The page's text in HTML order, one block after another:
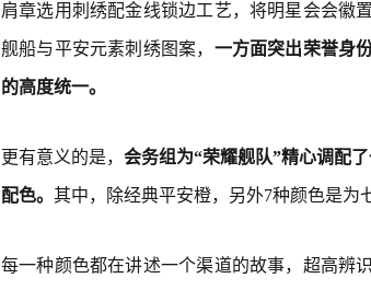
肩章选用刺绣配金线锁边工艺，将明星会会徽
舰船与平安元素刺绣图案， 一方面突出荣誉身
的高度统一。
更有意义的是， 会务组为“荣耀舰队”精心调配
配色。 其中，除经典平安橙，另外7种颜色是为
每一种颜色都在讲述一个渠道的故事，超高辨识